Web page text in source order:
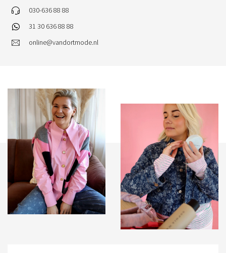
030-636 88 88
31 30 636 88 88
online@vandortmode.nl